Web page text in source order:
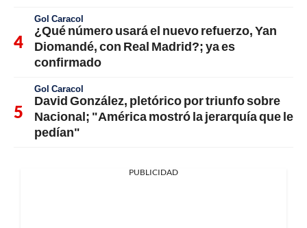
Gol Caracol
¿Qué número usará el nuevo refuerzo, Yan
Diomandé, con Real Madrid?; ya es
confirmado
Gol Caracol
David González, pletórico por triunfo sobre
Nacional; "América mostró la jerarquía que le
pedían"
PUBLICIDAD